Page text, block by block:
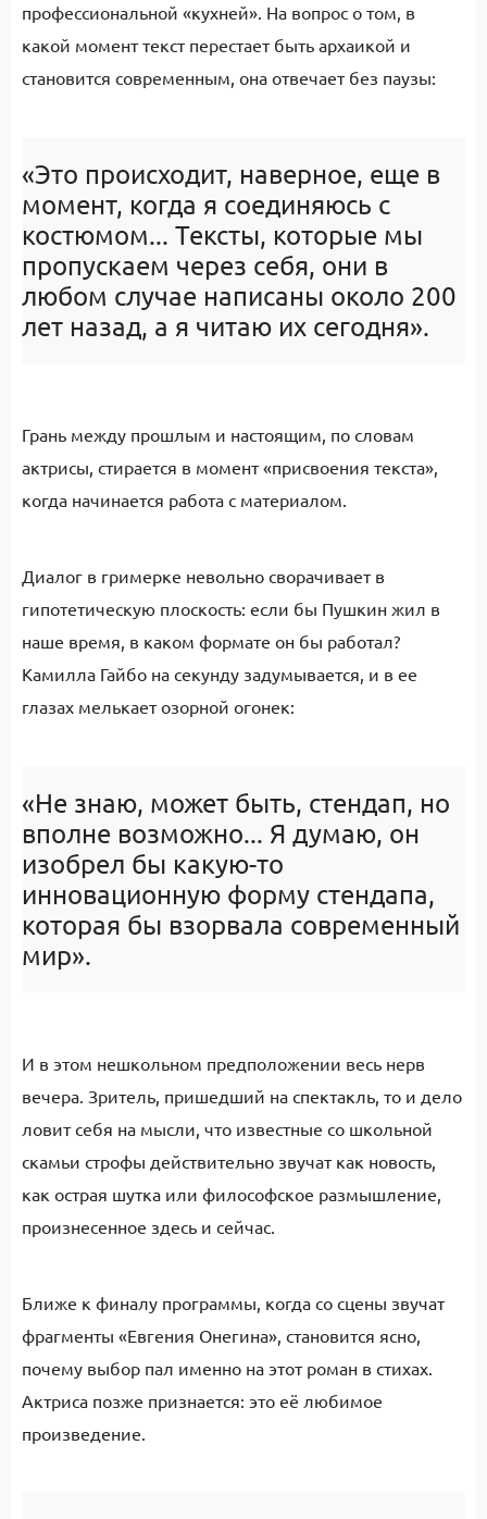
профессиональной «кухней». На вопрос о том, в
какой момент текст перестает быть архаикой и
становится современным, она отвечает без паузы:
«Это происходит, наверное, еще в
момент, когда я соединяюсь с
костюмом... Тексты, которые мы
пропускаем через себя, они в
любом случае написаны около 200
лет назад, а я читаю их сегодня».
Грань между прошлым и настоящим, по словам
актрисы, стирается в момент «присвоения текста»,
когда начинается работа с материалом.
Диалог в гримерке невольно сворачивает в
гипотетическую плоскость: если бы Пушкин жил в
наше время, в каком формате он бы работал?
Камилла Гайбо на секунду задумывается, и в ее
глазах мелькает озорной огонек:
«Не знаю, может быть, стендап, но
вполне возможно... Я думаю, он
изобрел бы какую-то
инновационную форму стендапа,
которая бы взорвала современный
мир».
И в этом нешкольном предположении весь нерв
вечера. Зритель, пришедший на спектакль, то и дело
ловит себя на мысли, что известные со школьной
скамьи строфы действительно звучат как новость,
как острая шутка или философское размышление,
произнесенное здесь и сейчас.
Ближе к финалу программы, когда со сцены звучат
фрагменты «Евгения Онегина», становится ясно,
почему выбор пал именно на этот роман в стихах.
Актриса позже признается: это её любимое
произведение.